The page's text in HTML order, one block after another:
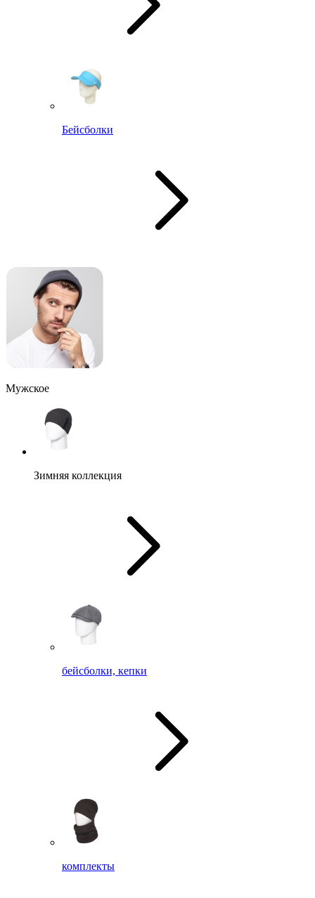
Бейсболки
Мужское
Зимняя коллекция
бейсболки, кепки
комплекты